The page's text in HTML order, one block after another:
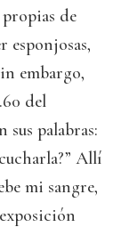
propias de
esponjosas,
embargo,
del
sus palabras:
Allí
mi sangre,